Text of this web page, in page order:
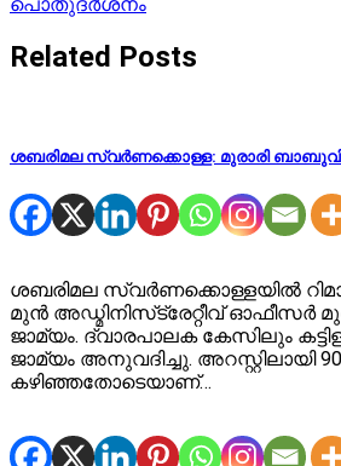
Related Posts
ശബരിമല സ്വർണക്കൊള്ള: മുരാരി
ശബരിമല സ്വർണക്കൊള്ളയിൽ
മുൻ അഡ്മിനിസ്‌ട്രേറ്റീവ് ഓഫീസർ
ജാമ്യം. ദ്വാരപാലക കേസിലും
ജാമ്യം അനുവദിച്ചു. അറസ്റ്റിലായി
കഴിഞ്ഞതോടെയാണ്…